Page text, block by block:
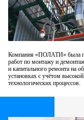
Компания «ПОЛАТИ» была
работ по монтажу и
и капитального ремонта на
установках с учётом
технологических процессов.